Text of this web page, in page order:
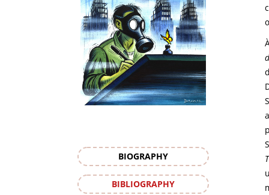
BIOGRAPHY
BIBLIOGRAPHY